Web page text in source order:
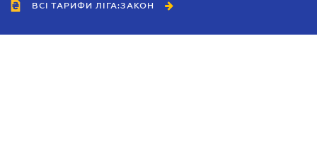
ВСІ ТАРИФИ ЛІГА:ЗАКОН